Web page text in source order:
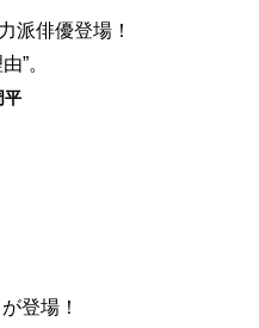
派俳優登場！
”。
平
登場！